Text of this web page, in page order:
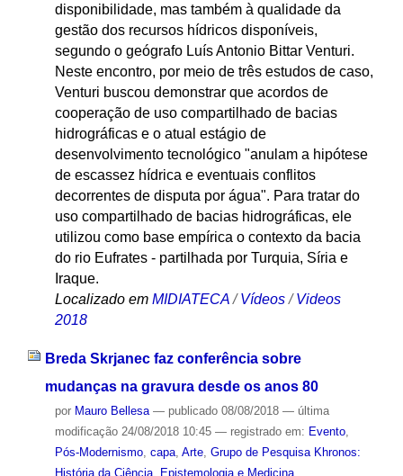
disponibilidade, mas também à qualidade da
gestão dos recursos hídricos disponíveis,
segundo o geógrafo Luís Antonio Bittar Venturi.
Neste encontro, por meio de três estudos de caso,
Venturi buscou demonstrar que acordos de
cooperação de uso compartilhado de bacias
hidrográficas e o atual estágio de
desenvolvimento tecnológico "anulam a hipótese
de escassez hídrica e eventuais conflitos
decorrentes de disputa por água". Para tratar do
uso compartilhado de bacias hidrográficas, ele
utilizou como base empírica o contexto da bacia
do rio Eufrates - partilhada por Turquia, Síria e
Iraque.
Localizado em MIDIATECA /Vídeos /Videos
2018
Breda Skrjanec faz conferência sobre
mudanças na gravura desde os anos 80
por Mauro Bellesa — publicado08/08/2018 — última
modificação24/08/2018 10:45 — registrado em: Evento,
Pós-Modernismo, capa, Arte, Grupo de Pesquisa Khronos:
História da Ciência, Epistemologia e Medicina